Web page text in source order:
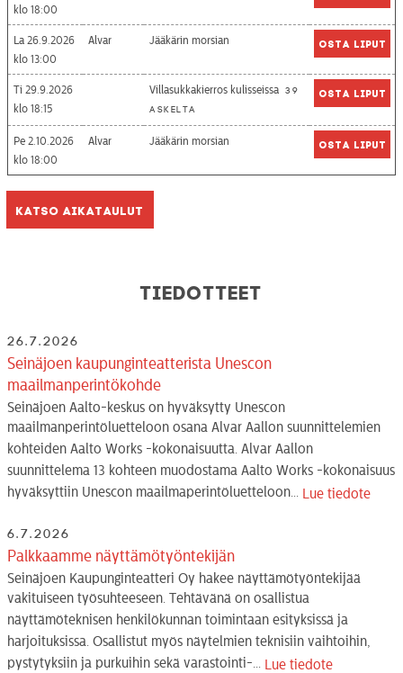
18:00
La 26.9.2026
13:00
Alvar Jääkärin morsian Osta liput
Ti 29.9.2026
18:15
Villasukkakierros kulisseissa 39
askelta
Osta liput
Pe 2.10.2026
18:00
Alvar Jääkärin morsian Osta liput
Katso aikataulut
Tiedotteet
26.7.2026
Seinäjoen kaupunginteatterista Unescon
maailmanperintökohde
Seinäjoen Aalto-keskus on hyväksytty Unescon
maailmanperintöluetteloon osana Alvar Aallon suunnittelemien
kohteiden Aalto Works -kokonaisuutta. Alvar Aallon
suunnittelema 13 kohteen muodostama Aalto Works -kokonaisuus
hyväksyttiin Unescon maailmaperintöluetteloon...
Lue tiedote
6.7.2026
Palkkaamme näyttämötyöntekijän
Seinäjoen Kaupunginteatteri Oy hakee näyttämötyöntekijää
vakituiseen työsuhteeseen. Tehtävänä on osallistua
näyttämöteknisen henkilökunnan toimintaan esityksissä ja
harjoituksissa. Osallistut myös näytelmien teknisiin vaihtoihin,
pystytyksiin ja purkuihin sekä varastointi-...
Lue tiedote